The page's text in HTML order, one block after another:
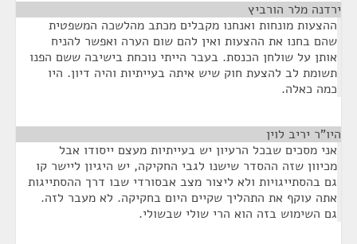
ירדנה מלר הורביץ
ההצעות מונחות ואנחנו מקבלים מכתב מהלשכה המשפטית
שהם בחנו את ההצעות ואין להם שום הערה ואפשר להניח
אותן על שולחן הכנסת. בעבר הייתי נוכחת בישיבה ששם הפנו
תשומת לב להצעת חוק שיש איתה בעייתיות והיה דיון. היו
כמה כאלה.
היו"ר יריב לוין
אני מסכים שבכל הרעיון יש בעייתיות מעצם ייסודו אבל
מכיוון שזה ההסדר שישנו לגבי החקיקה, יש היגיון ליישר קו
גם בהסתייגויות ולא ליצור מצב אבסורדי שבו דרך ההסתייגות
אתה עוקף את התהליך שקיים היום בחקיקה. לא מעבר לזה.
גם השימוש בזה הוא הרי שולי שבשולי.